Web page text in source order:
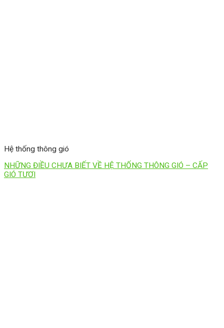
Hệ thống thông gió
NHỮNG ĐIỀU CHƯA BIẾT VỀ HỆ THỐNG THÔNG GIÓ – CẤP
GIÓ TƯƠI